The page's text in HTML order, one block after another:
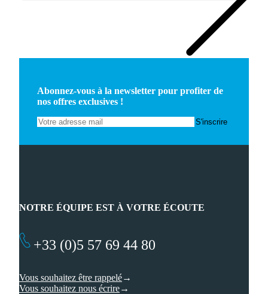
Abonnez-vous à la newsletter pour profiter de
nos offres exclusives !
NOTRE ÉQUIPE EST À VOTRE ÉCOUTE
+33 (0)5 57 69 44 80
Vous souhaitez être rappelé
Vous souhaitez nous écrire